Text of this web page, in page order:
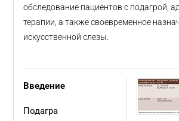
обследование пациентов с подагрой,
терапии, а также своевременное
искусственной слезы.
Введение
Подагра